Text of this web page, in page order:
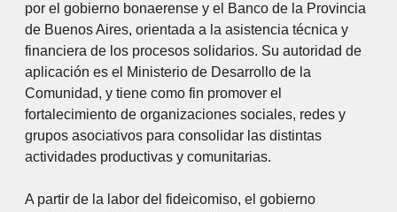
por el gobierno bonaerense y el Banco de la Provincia
de Buenos Aires, orientada a la asistencia técnica y
financiera de los procesos solidarios. Su autoridad de
aplicación es el Ministerio de Desarrollo de la
Comunidad, y tiene como fin promover el
fortalecimiento de organizaciones sociales, redes y
grupos asociativos para consolidar las distintas
actividades productivas y comunitarias.
A partir de la labor del fideicomiso, el gobierno